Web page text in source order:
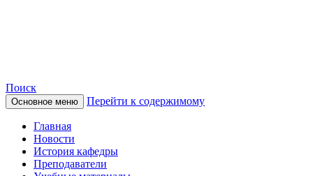
Поиск
Основное меню Перейти к содержимому
Главная
Новости
История кафедры
Преподаватели